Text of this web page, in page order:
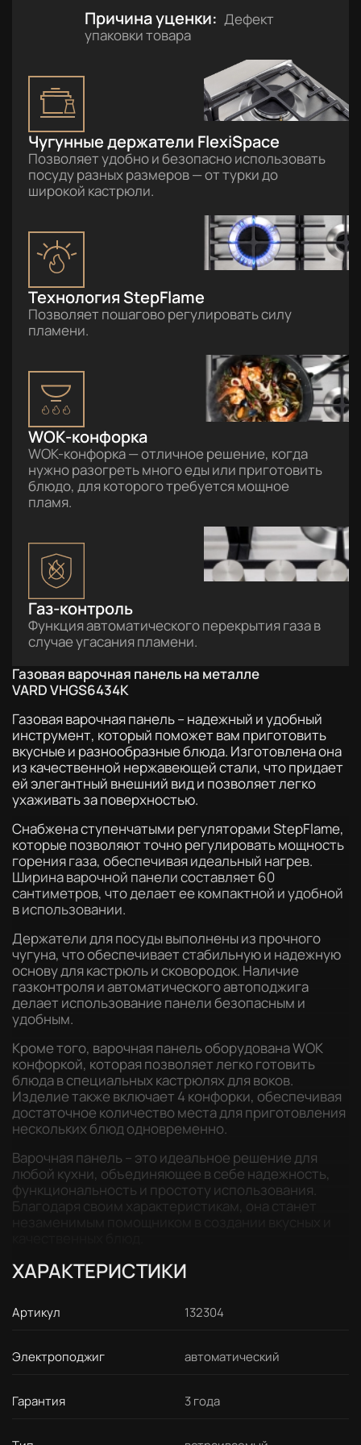
Причина уценки: Дефект
упаковки товара
Чугунные держатели FlexiSpace
Позволяет удобно и безопасно использовать
посуду разных размеров — от турки до
широкой кастрюли.
Технология StepFlame
Позволяет пошагово регулировать силу
пламени.
WOK-конфорка
WOK-конфорка — отличное решение, когда
нужно разогреть много еды или приготовить
блюдо, для которого требуется мощное
пламя.
Газ-контроль
Функция автоматического перекрытия газа в
случае угасания пламени.
Газовая варочная панель на металле
VARD VHGS6434K
Газовая варочная панель – надежный и удобный
инструмент, который поможет вам приготовить
вкусные и разнообразные блюда. Изготовлена она
из качественной нержавеющей стали, что придает
ей элегантный внешний вид и позволяет легко
ухаживать за поверхностью.
Снабжена ступенчатыми регуляторами StepFlame,
которые позволяют точно регулировать мощность
горения газа, обеспечивая идеальный нагрев.
Ширина варочной панели составляет 60
сантиметров, что делает ее компактной и удобной
в использовании.
Держатели для посуды выполнены из прочного
чугуна, что обеспечивает стабильную и надежную
основу для кастрюль и сковородок. Наличие
газконтроля и автоматического автоподжига
делает использование панели безопасным и
удобным.
Кроме того, варочная панель оборудована WOK
конфоркой, которая позволяет легко готовить
блюда в специальных кастрюлях для воков.
Изделие также включает 4 конфорки, обеспечивая
достаточное количество места для приготовления
нескольких блюд одновременно.
Варочная панель – это идеальное решение для
любой кухни, объединяющее в себе надежность,
функциональность и простоту использования.
Благодаря своим характеристикам, она станет
ХАРАКТЕРИСТИКИ
Артикул 132304
Электроподжиг автоматический
Гарантия 3 года